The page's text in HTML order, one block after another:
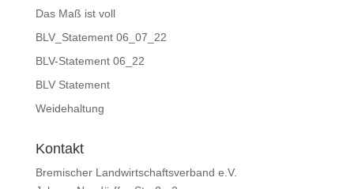
Das Maß ist voll
BLV_Statement 06_07_22
BLV-Statement 06_22
BLV Statement
Weidehaltung
Kontakt
Bremischer Landwirtschaftsverband e.V.